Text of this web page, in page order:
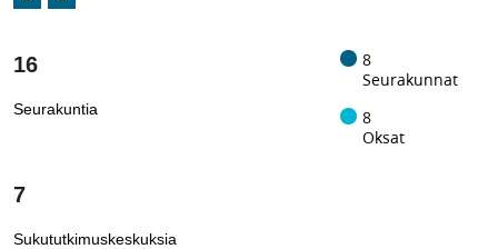
16
Seurakuntia
8
Seurakunnat
8
Oksat
7
Sukututkimuskeskuksia